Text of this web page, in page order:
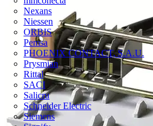
Nexans
Niessen
ORBIS
Pemsa
PHOENIX CONTACT, S.A.U.
Prysmian
Rittal
SACI
Salicru
Schneider Electric
Siemens